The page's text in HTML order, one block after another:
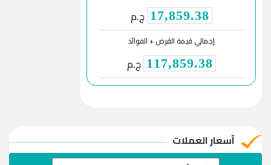
17,859.38 ج.م
إجمالي قيمة القرض + الفوائد
117,859.38 ج.م
آسعار العملات